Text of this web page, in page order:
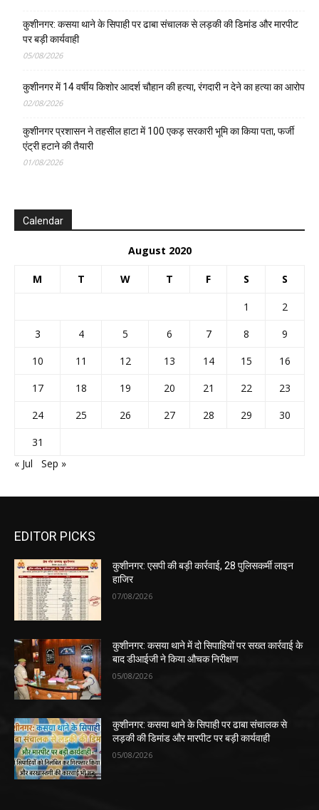
कुशीनगर: कसया थाने के सिपाही पर ढाबा संचालक से लड़की की डिमांड और मारपीट
पर बड़ी कार्यवाही
05/08/2026
कुशीनगर में 14 वर्षीय किशोर आदर्श चौहान की हत्या, रंगदारी न देने का हत्या का आरोप
02/08/2026
कुशीनगर प्रशासन ने तहसील हाटा में 100 एकड़ सरकारी भूमि का किया पता, फर्जी
एंट्री हटाने की तैयारी
01/08/2026
Calendar
August 2020
M T W T F S S
1
2
3
4 5 6 7 8
9
10
11 12 13 14 15
16
17
18 19 20 21 22
23
24
25 26 27 28 29
30
31
« Jul
Sep »
EDITOR PICKS
कुशीनगर: एसपी की बड़ी कार्रवाई, 28 पुलिसकर्मी लाइन
हाजिर
07/08/2026
कुशीनगर: कसया थाने में दो सिपाहियों पर सख्त कार्रवाई के
बाद डीआईजी ने किया औचक निरीक्षण
05/08/2026
कुशीनगर: कसया थाने के सिपाही पर ढाबा संचालक से
लड़की की डिमांड और मारपीट पर बड़ी कार्यवाही
05/08/2026